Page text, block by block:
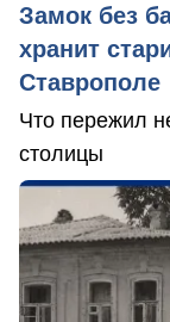
Замок без
хранит
Ставрополе
Что пережил
столицы